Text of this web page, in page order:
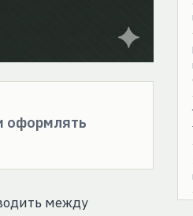
оформлять
между